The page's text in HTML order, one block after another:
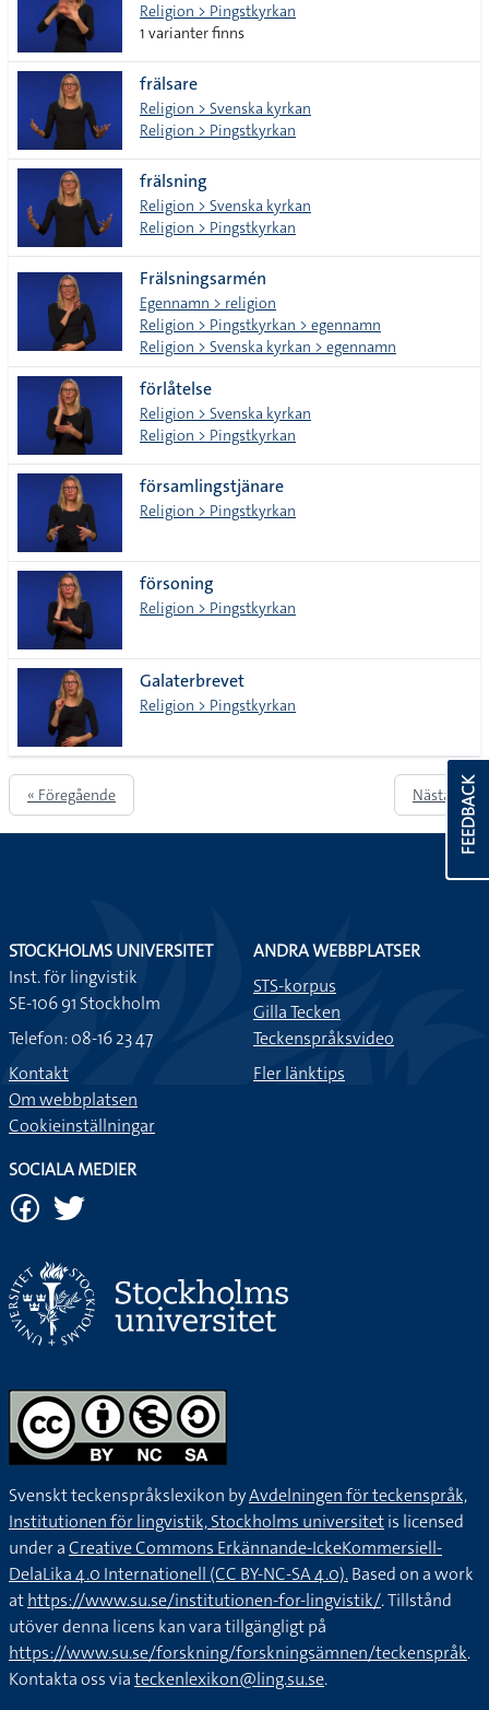
Religion > Pingstkyrkan
1 varianter finns
frälsare
Religion > Svenska kyrkan
Religion > Pingstkyrkan
frälsning
Religion > Svenska kyrkan
Religion > Pingstkyrkan
Frälsningsarmén
Egennamn > religion
Religion > Pingstkyrkan > egennamn
Religion > Svenska kyrkan > egennamn
förlåtelse
Religion > Svenska kyrkan
Religion > Pingstkyrkan
församlingstjänare
Religion > Pingstkyrkan
försoning
Religion > Pingstkyrkan
Galaterbrevet
Religion > Pingstkyrkan
« Föregående Nästa » FEEDBACK
STOCKHOLMS UNIVERSITET
Inst. för lingvistik
SE-106 91 Stockholm
Telefon: 08-16 23 47
Kontakt
Om webbplatsen
Cookieinställningar
ANDRA WEBBPLATSER
STS-korpus
Gilla Tecken
Teckenspråksvideo
Fler länktips
SOCIALA MEDIER
Svenskt teckenspråkslexikon byAvdelningen för teckenspråk,
Institutionen för lingvistik, Stockholms universitetis licensed
under aCreative Commons Erkännande-IckeKommersiell-
DelaLika 4.0 Internationell (CC BY-NC-SA 4.0).Based on a work
athttps://www.su.se/institutionen-for-lingvistik/. Tillstånd
utöver denna licens kan vara tillgängligt på
https://www.su.se/forskning/forskningsämnen/teckenspråk.
Kontakta oss viateckenlexikon@ling.su.se.